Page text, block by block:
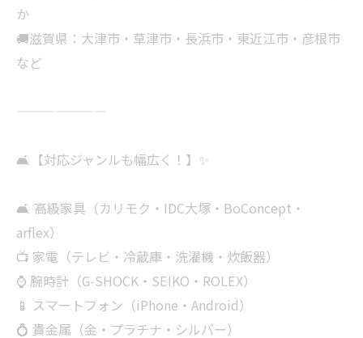
か
🚚滋賀県：大津市・草津市・長浜市・東近江市・彦根市
など
———————
🛋【対応ジャンルも幅広く！】✨
🛋 高級家具（カリモク・IDC大塚・BoConcept・
arflex）
📺 家電（テレビ・冷蔵庫・洗濯機・炊飯器）
⌚ 腕時計（G-SHOCK・SEIKO・ROLEX）
📱 スマートフォン（iPhone・Android）
💍 貴金属（金・プラチナ・シルバー）